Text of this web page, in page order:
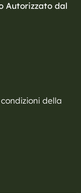
Autorizzato dal
della